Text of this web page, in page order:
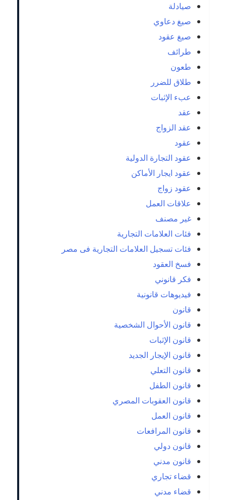
صيادلة
صيغ دعاوي
صيغ عقود
طرائف
طعون
طلاق للضرر
عبء الإثبات
عقد
عقد الزواج
عقود
عقود التجارة الدولية
عقود ايجار الأماكن
عقود زواج
علاقات العمل
غير مصنف
فئات العلامات التجارية
فئات تسجيل العلامات التجارية فى مصر
فسخ العقود
فكر قانوني
فيديوهات قانونية
قانون
قانون الأحوال الشخصية
قانون الإثبات
قانون الإيجار الجديد
قانون التعلي
قانون الطفل
قانون العقوبات المصري
قانون العمل
قانون المرافعات
قانون دولي
قانون مدني
قضاء تجاري
قضاء مدني